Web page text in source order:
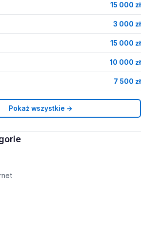
15 000 zł
3 000 zł
15 000 zł
10 000 zł
7 500 zł
Pokaż wszystkie →